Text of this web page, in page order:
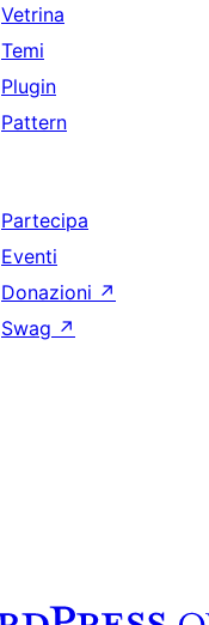
Vetrina
Temi
Plugin
Pattern
Partecipa
Eventi
Donazioni ↗
Swag ↗